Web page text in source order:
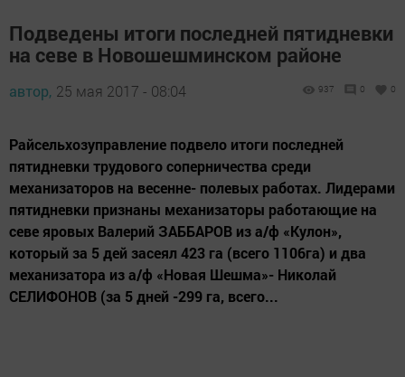
Подведены итоги последней пятидневки
на севе в Новошешминском районе
автор, 25 мая 2017 - 08:04 937 0 0
Райсельхозуправление подвело итоги последней
пятидневки трудового соперничества среди
механизаторов на весенне- полевых работах. Лидерами
пятидневки признаны механизаторы работающие на
севе яровых Валерий ЗАББАРОВ из а/ф «Кулон»,
который за 5 дей засеял 423 га (всего 1106га) и два
механизатора из а/ф «Новая Шешма»- Николай
СЕЛИФОНОВ (за 5 дней -299 га, всего...